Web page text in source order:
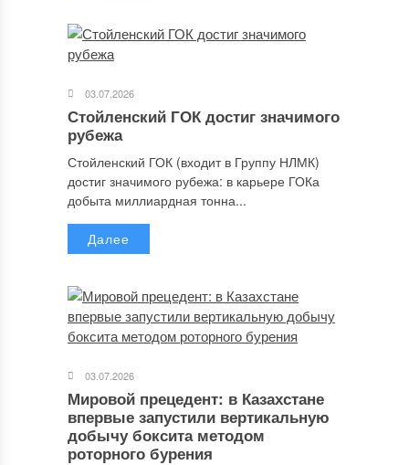
03.07.2026
Стойленский ГОК достиг значимого
рубежа
Стойленский ГОК (входит в Группу НЛМК)
достиг значимого рубежа: в карьере ГОКа
добыта миллиардная тонна...
Далее
03.07.2026
Мировой прецедент: в Казахстане
впервые запустили вертикальную
добычу боксита методом
роторного бурения